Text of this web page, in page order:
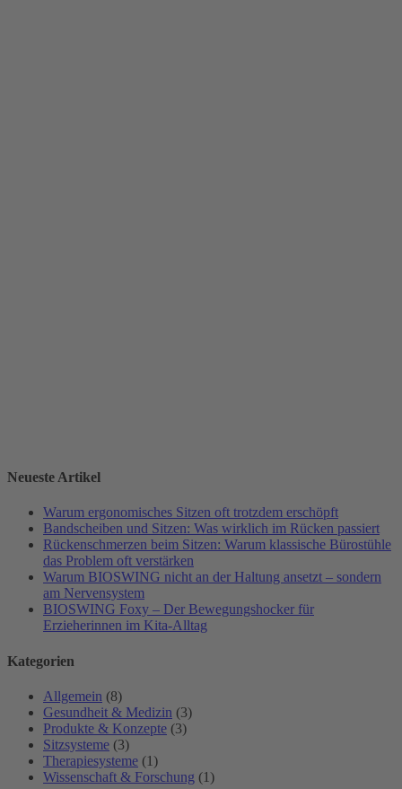
Neueste Artikel
Warum ergonomisches Sitzen oft trotzdem erschöpft
Bandscheiben und Sitzen: Was wirklich im Rücken passiert
Rückenschmerzen beim Sitzen: Warum klassische Bürostühle
das Problem oft verstärken
Warum BIOSWING nicht an der Haltung ansetzt – sondern
am Nervensystem
BIOSWING Foxy – Der Bewegungshocker für
Erzieherinnen im Kita-Alltag
Kategorien
Allgemein (8)
Gesundheit & Medizin (3)
Produkte & Konzepte (3)
Sitzsysteme (3)
Therapiesysteme (1)
Wissenschaft & Forschung (1)